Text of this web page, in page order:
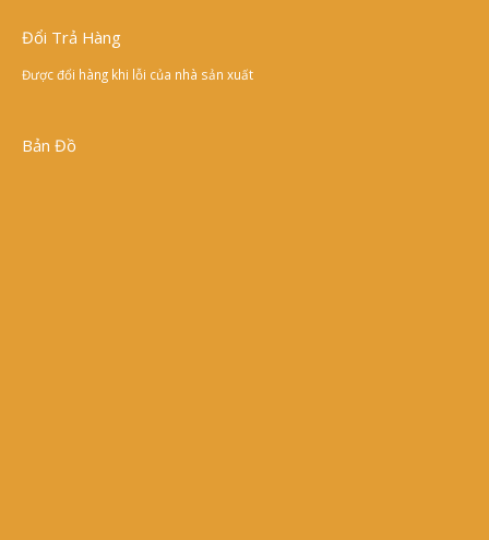
Đổi Trả Hàng
Được đổi hàng khi lỗi của nhà sản xuất
Bản Đồ